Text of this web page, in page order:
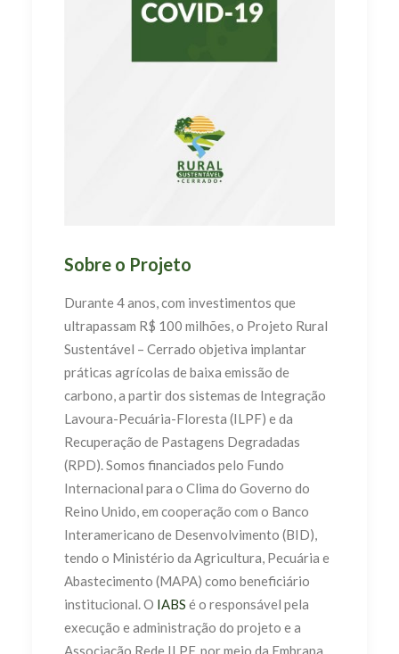
Sobre o Projeto
Durante 4 anos, com investimentos que
ultrapassam R$ 100 milhões, o Projeto Rural
Sustentável – Cerrado objetiva implantar
práticas agrícolas de baixa emissão de
carbono, a partir dos sistemas de Integração
Lavoura-Pecuária-Floresta (ILPF) e da
Recuperação de Pastagens Degradadas
(RPD). Somos financiados pelo Fundo
Internacional para o Clima do Governo do
Reino Unido, em cooperação com o Banco
Interamericano de Desenvolvimento (BID),
tendo o Ministério da Agricultura, Pecuária e
Abastecimento (MAPA) como beneficiário
institucional. O IABS é o responsável pela
execução e administração do projeto e a
Associação Rede ILPF, por meio da Embrapa,